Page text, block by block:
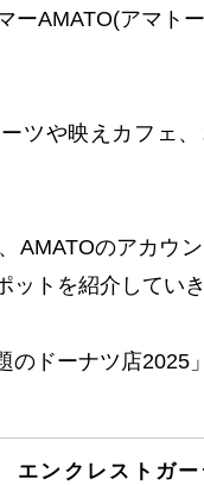
ーAMATO(アマト
ツや映えカフェ
AMATOのアカウ
トを紹介していき
のドーナツ店2025
エンクレストガ